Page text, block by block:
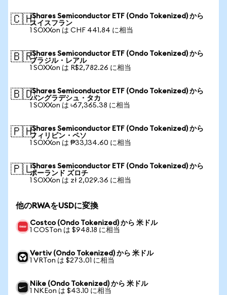
🇨🇭iShares Semiconductor ETF (Ondo Tokenized) から
スイスフラン
1 SOXXon は CHF 441.84 に相当
🇧🇷iShares Semiconductor ETF (Ondo Tokenized) から
ブラジル・レアル
1 SOXXon は R$2,782.26 に相当
🇧🇩iShares Semiconductor ETF (Ondo Tokenized) から
バングラデシュ・タカ
1 SOXXon は ৳67,365.38 に相当
🇵🇭iShares Semiconductor ETF (Ondo Tokenized) から
フィリピン・ペソ
1 SOXXon は ₱33,134.60 に相当
🇵🇱iShares Semiconductor ETF (Ondo Tokenized) から
ポーランド ズロチ
1 SOXXon は zł 2,029.36 に相当
他のRWAをUSDに変換
Costco (Ondo Tokenized) から 米ドル
1 COSTon は $948.18 に相当
Vertiv (Ondo Tokenized) から 米ドル
1 VRTon は $273.01 に相当
Nike (Ondo Tokenized) から 米ドル
1 NKEon は $43.10 に相当